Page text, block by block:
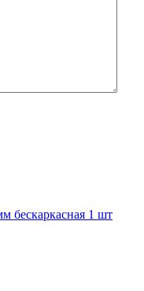
бескаркасная 1 шт